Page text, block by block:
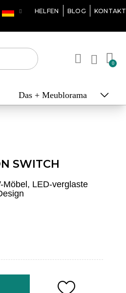
HELFEN BLOG KONTAKT
Das + Meublorama
SWITCH
Möbel, LED-verglaste